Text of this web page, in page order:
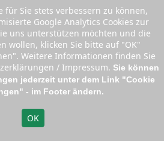
Switzerland
für Sie stets verbessern zu können,
Google Analytics Cookies zur
uns unterstützen möchten und die
wollen, klicken Sie bitte auf "OK"
Weitere Informationen finden Sie
/ Impressum. Sie können
jederzeit unter dem Link "Cookie
- im Footer ändern.
OK